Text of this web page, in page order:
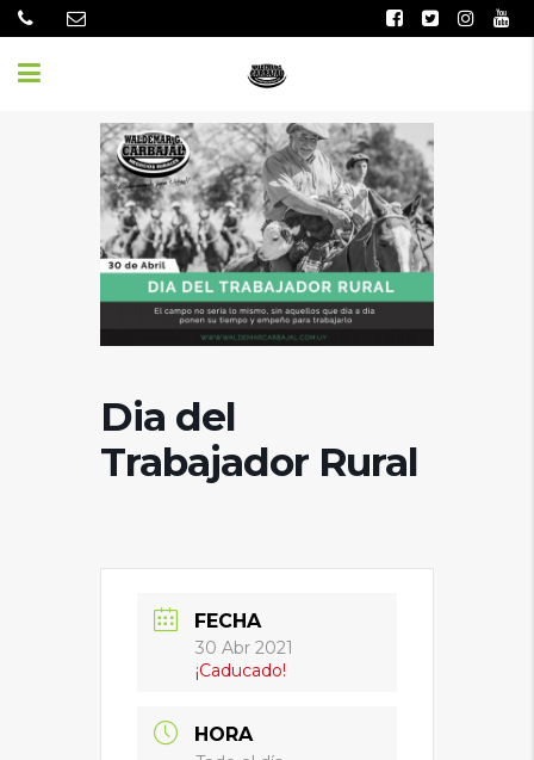
Dia del
Trabajador Rural
FECHA
30 Abr 2021
¡Caducado!
HORA